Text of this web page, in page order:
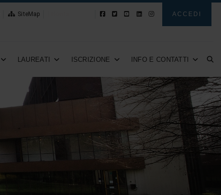
SiteMap ACCEDI
LAUREATI ISCRIZIONE INFO E CONTATTI